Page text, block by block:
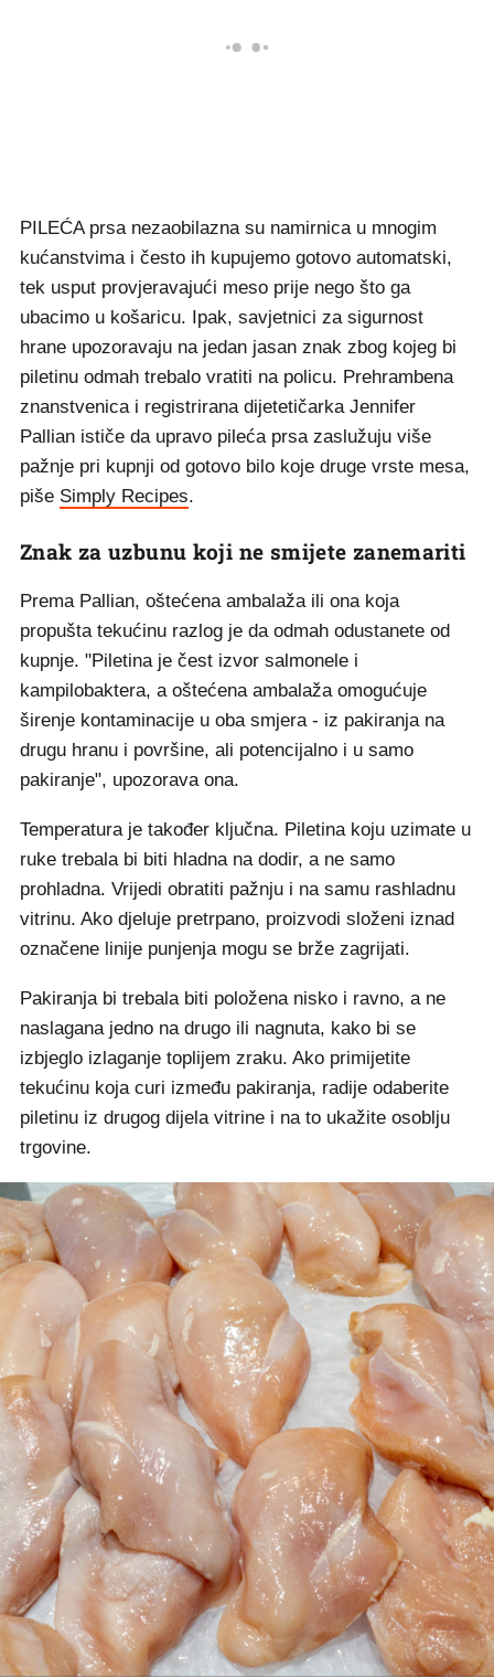
PILEĆA prsa nezaobilazna su namirnica u mnogim
kućanstvima i često ih kupujemo gotovo automatski,
tek usput provjeravajući meso prije nego što ga
ubacimo u košaricu. Ipak, savjetnici za sigurnost
hrane upozoravaju na jedan jasan znak zbog kojeg bi
piletinu odmah trebalo vratiti na policu. Prehrambena
znanstvenica i registrirana dijetetičarka Jennifer
Pallian ističe da upravo pileća prsa zaslužuju više
pažnje pri kupnji od gotovo bilo koje druge vrste mesa,
piše Simply Recipes.
Znak za uzbunu koji ne smijete zanemariti
Prema Pallian, oštećena ambalaža ili ona koja
propušta tekućinu razlog je da odmah odustanete od
kupnje. "Piletina je čest izvor salmonele i
kampilobaktera, a oštećena ambalaža omogućuje
širenje kontaminacije u oba smjera - iz pakiranja na
drugu hranu i površine, ali potencijalno i u samo
pakiranje", upozorava ona.
Temperatura je također ključna. Piletina koju uzimate u
ruke trebala bi biti hladna na dodir, a ne samo
prohladna. Vrijedi obratiti pažnju i na samu rashladnu
vitrinu. Ako djeluje pretrpano, proizvodi složeni iznad
označene linije punjenja mogu se brže zagrijati.
Pakiranja bi trebala biti položena nisko i ravno, a ne
naslagana jedno na drugo ili nagnuta, kako bi se
izbjeglo izlaganje toplijem zraku. Ako primijetite
tekućinu koja curi između pakiranja, radije odaberite
piletinu iz drugog dijela vitrine i na to ukažite osoblju
trgovine.